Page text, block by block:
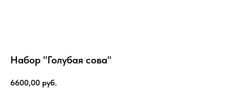
Набор "Голубая сова"
6600,00 руб.